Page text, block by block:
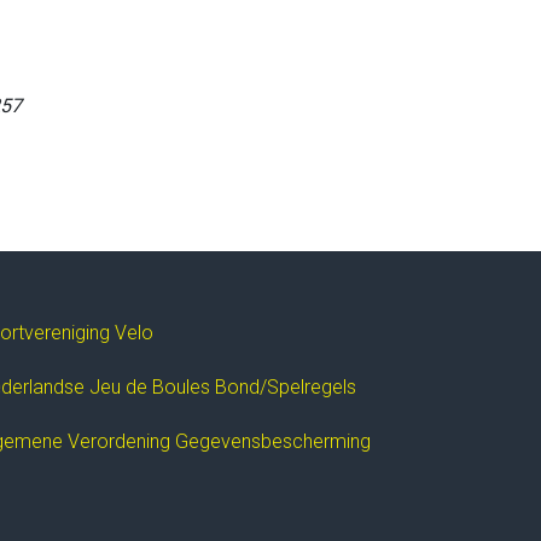
Velo
Jeu de Boules Bond/Spelregels
Verordening Gegevensbescherming